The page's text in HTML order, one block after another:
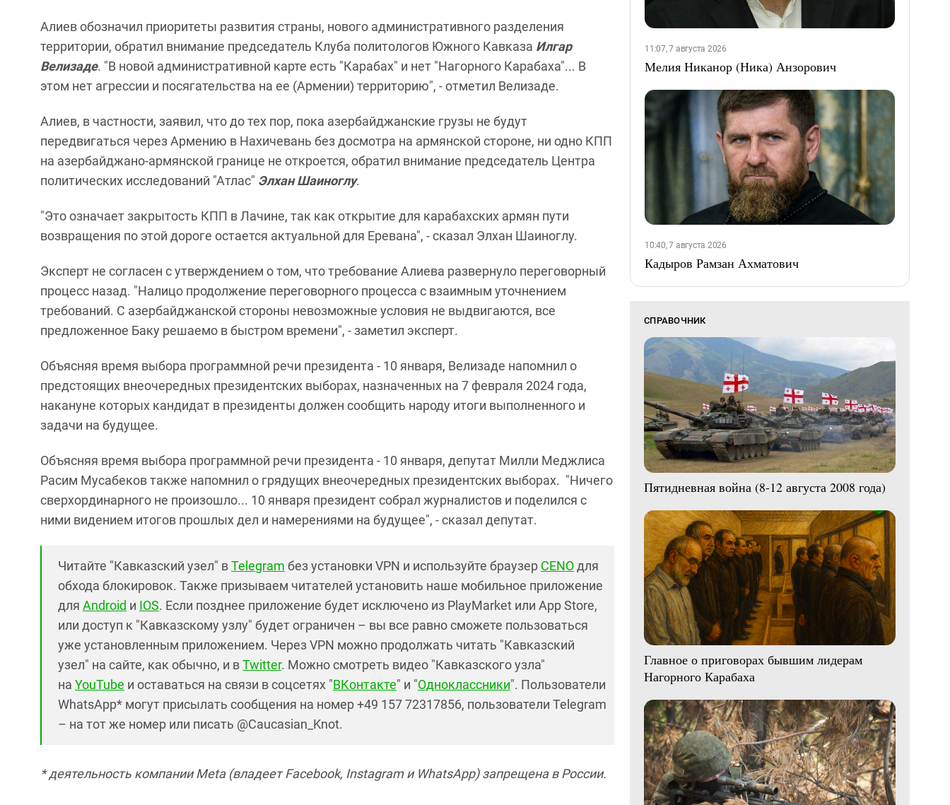
Алиев обозначил приоритеты развития страны, нового административного разделения
территории, обратил внимание председатель Клуба политологов Южного Кавказа Илгар
Велизаде. "В новой административной карте есть "Карабах" и нет "Нагорного Карабаха"... В
этом нет агрессии и посягательства на ее (Армении) территорию", - отметил Велизаде.
Алиев, в частности, заявил, что до тех пор, пока азербайджанские грузы не будут
передвигаться через Армению в Нахичевань без досмотра на армянской стороне, ни одно КПП
на азербайджано-армянской границе не откроется, обратил внимание председатель Центра
политических исследований "Атлас" Элхан Шаиноглу.
"Это означает закрытость КПП в Лачине, так как открытие для карабахских армян пути
возвращения по этой дороге остается актуальной для Еревана", - сказал Элхан Шаиноглу.
Эксперт не согласен с утверждением о том, что требование Алиева развернуло переговорный
процесс назад. "Налицо продолжение переговорного процесса с взаимным уточнением
требований. С азербайджанской стороны невозможные условия не выдвигаются, все
предложенное Баку решаемо в быстром времени", - заметил эксперт.
Объясняя время выбора программной речи президента - 10 января, Велизаде напомнил о
предстоящих внеочередных президентских выборах, назначенных на 7 февраля 2024 года,
накануне которых кандидат в президенты должен сообщить народу итоги выполненного и
задачи на будущее.
Объясняя время выбора программной речи президента - 10 января, депутат Милли Меджлиса
Расим Мусабеков также напомнил о грядущих внеочередных президентских выборах. "Ничего
сверхординарного не произошло... 10 января президент собрал журналистов и поделился с
ними видением итогов прошлых дел и намерениями на будущее", - сказал депутат.
Читайте "Кавказский узел" вTelegram без установки VPN и используйте браузер CENOдля
обхода блокировок. Также призываем читателей установить наше мобильное приложение
для Android и IOS. Если позднее приложение будет исключено из PlayMarket или App Store,
или доступ к "Кавказскому узлу" будет ограничен – вы все равно сможете пользоваться
уже установленным приложением. Через VPN можно продолжать читать "Кавказский
узел" на сайте, как обычно, и вTwitter. Можно смотреть видео "Кавказского узла"
на YouTube и оставаться на связи в соцсетях "ВКонтакте" и "Одноклассники". Пользователи
WhatsApp* могут присылать сообщения на номер +49 157 72317856, пользователи Telegram
– на тот же номер или писать @Caucasian_Knot.
* деятельность компании Meta (владеет Facebook, Instagram и WhatsApp) запрещена в России.
11:07, 7 августа 2026
Мелия Никанор (Ника) Анзорович
10:40, 7 августа 2026
Кадыров Рамзан Ахматович
СПРАВОЧНИК
Пятидневная война (8-12 августа 2008 года)
Главное о приговорах бывшим лидерам
Нагорного Карабаха